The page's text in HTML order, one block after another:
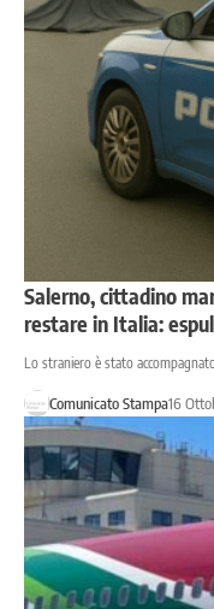
Salerno, cittadino
restare in Italia:
Lo straniero è stato
Comunicato Stampa16